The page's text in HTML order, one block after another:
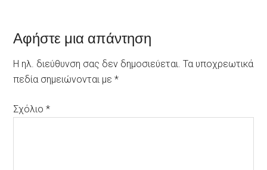
Reader
Interactions
Αφήστε μια απάντηση
Η ηλ. διεύθυνση σας δεν δημοσιεύεται. Τα υποχρεωτικά
πεδία σημειώνονται με*
Σχόλιο*